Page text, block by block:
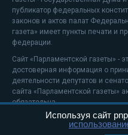
публикатор федеральных
законов и актов палат
газета» имеет пункты печати и
федерации.
Сайт «Парламентской газеты» -
достоверная информация о
деятельности депутатов и
сайта «Парламентской газеты»
обязательна.
На информационном ресурсе
Используя сайт